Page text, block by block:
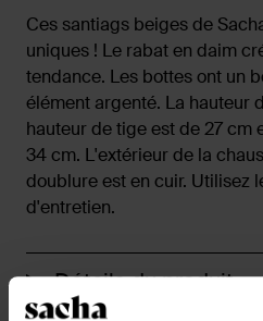
Ces santiags beiges de
uniques ! Le rabat en daim
tendance. Les bottes ont un
élément argenté. La hauteur
hauteur de tige est de 27 cm
34 cm. L'extérieur de la
doublure est en cuir. Utilisez
d'entretien.
Détails du produit